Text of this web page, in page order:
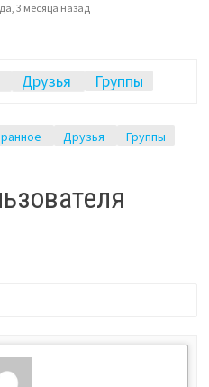
3 месяца назад
Друзья Группы
Друзья Группы